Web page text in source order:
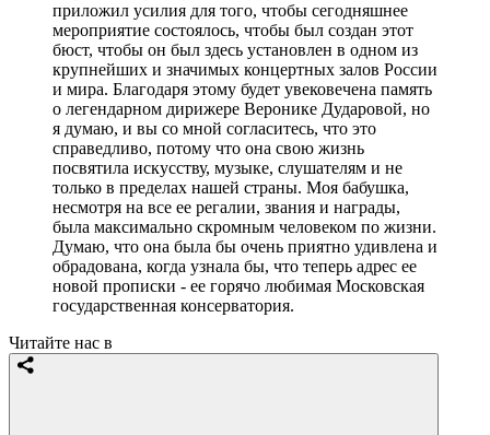
приложил усилия для того, чтобы сегодняшнее
мероприятие состоялось, чтобы был создан этот
бюст, чтобы он был здесь установлен в одном из
крупнейших и значимых концертных залов России
и мира. Благодаря этому будет увековечена память
о легендарном дирижере Веронике Дударовой, но
я думаю, и вы со мной согласитесь, что это
справедливо, потому что она свою жизнь
посвятила искусству, музыке, слушателям и не
только в пределах нашей страны. Моя бабушка,
несмотря на все ее регалии, звания и награды,
была максимально скромным человеком по жизни.
Думаю, что она была бы очень приятно удивлена и
обрадована, когда узнала бы, что теперь адрес ее
новой прописки - ее горячо любимая Московская
государственная консерватория.
Читайте нас в